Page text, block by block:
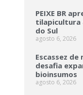
PEIXE BR
tilapicultura
do Sul
agosto 6, 2026
Escassez
desafia
bioinsumos
agosto 6, 2026